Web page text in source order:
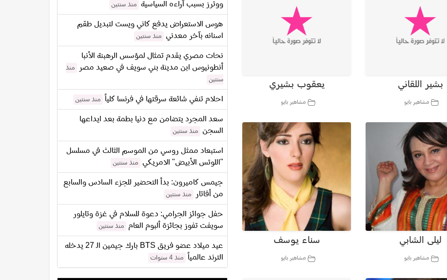
بشير اللقاني
مشاهير بايو
يعقوب بشيري
مشاهير بايو
ليلى الشابي
مشاهير بايو
سناء يوسف
مشاهير بايو
ووترز بسبب آراءه السياسية
منذ سنتين
هوس الاستعراض يدفع كاني ويست لتبديل طقم
اسنانه بآخر معدني
منذ سنتين
نحات مصري يقدم تمثال لمؤسس الرهبنة الأنبا
أنطونيوس ابن مدينة بني سويف في صعيد مصر
منذ
سنتين
احلام تنفي شائعة سرقتها في فرنسا كلياً منذ سنتين
سعد المجرد يتضامن مع دنيا بطمة بعد ايداعها
السجن
منذ سنتين
استبعاد ممثل روسي من الموسم الثالث في مسلسل
"اللوتس الأبيض" الامريكي
منذ سنتين
جيمس كاميرون: بدأ التحضير للجزء السادس والسابع
من أفاتار
منذ سنتين
حفل جوائز الجرامي: دعوة للسلام في غزة وتايلور
سويفت تفوز بجائزة ألبوم العام
منذ سنتين
عيد ميلاد عضو فريق BTS بارك جيمين الـ 27 يدخله
الترند عالمياً
منذ 4 سنوات